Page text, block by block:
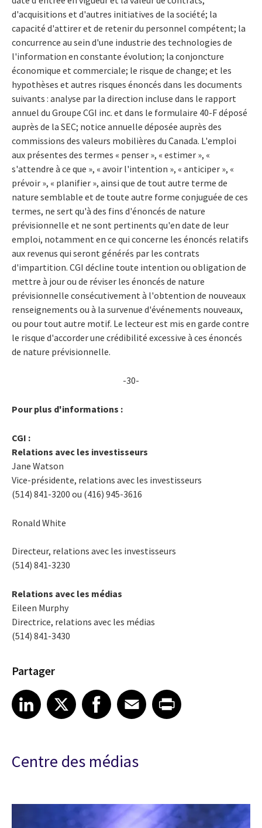
d'acquisitions et d'autres initiatives de la société; la
capacité d'attirer et de retenir du personnel compétent; la
concurrence au sein d'une industrie des technologies de
l'information en constante évolution; la conjoncture
économique et commerciale; le risque de change; et les
hypothèses et autres risques énoncés dans les documents
suivants : analyse par la direction incluse dans le rapport
annuel du Groupe CGI inc. et dans le formulaire 40-F déposé
auprès de la SEC; notice annuelle déposée auprès des
commissions des valeurs mobilières du Canada. L'emploi
aux présentes des termes « penser », « estimer », «
s'attendre à ce que », « avoir l'intention », « anticiper », «
prévoir », « planifier », ainsi que de tout autre terme de
nature semblable et de toute autre forme conjuguée de ces
termes, ne sert qu'à des fins d'énoncés de nature
prévisionnelle et ne sont pertinents qu'en date de leur
emploi, notamment en ce qui concerne les énoncés relatifs
aux revenus qui seront générés par les contrats
d'impartition. CGI décline toute intention ou obligation de
mettre à jour ou de réviser les énoncés de nature
prévisionnelle consécutivement à l'obtention de nouveaux
renseignements ou à la survenue d'événements nouveaux,
ou pour tout autre motif. Le lecteur est mis en garde contre
le risque d'accorder une crédibilité excessive à ces énoncés
de nature prévisionnelle.
-30-
Pour plus d'informations :
CGI :
Relations avec les investisseurs
Jane Watson
Vice-présidente, relations avec les investisseurs
(514) 841-3200 ou (416) 945-3616
Ronald White
Directeur, relations avec les investisseurs
(514) 841-3230
Relations avec les médias
Eileen Murphy
Directrice, relations avec les médias
(514) 841-3430
Partager
Share article on LinkedIn
LinkedIn
Share article on XShare article on Facebook
Facebook
Share article on Email
EmailShare article on Print
Centre des médias